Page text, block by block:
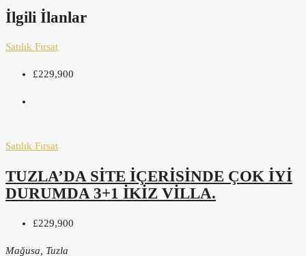
İlgili İlanlar
Satılık Fırsat
£229,900
Satılık Fırsat
TUZLA’DA SITE IÇERISINDE ÇOK IYI
DURUMDA 3+1 IKIZ VILLA.
£229,900
Mağusa, Tuzla